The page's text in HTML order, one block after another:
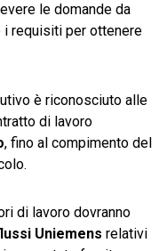
le domande da
requisiti per ottenere
è riconosciuto alle
di lavoro
, fino al compimento del
di lavoro dovranno
Uniemens relativi